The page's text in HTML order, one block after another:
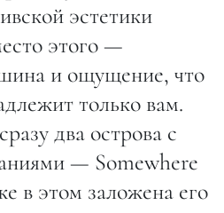
эстетики
этого —
и ощущение, что
только вам.
два острова с
— Somewhere
в этом заложена его